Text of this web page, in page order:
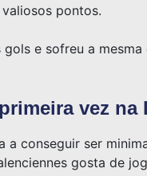
pontos.
e sofreu a
vez na
a conseguir ser
gosta de